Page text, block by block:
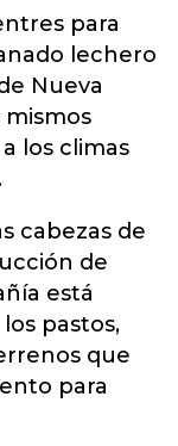
para
lechero
Nueva
mismos
los climas
cabezas de
de
está
pastos,
que
para